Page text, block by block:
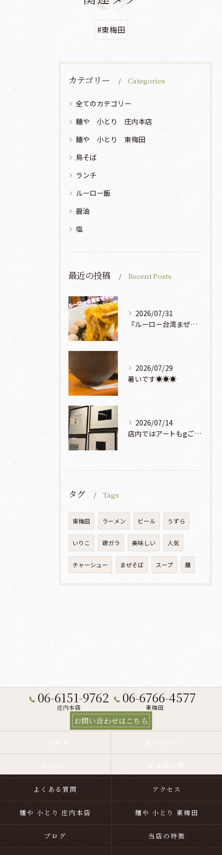
#東梅田
カテゴリー Categories
全てのカテゴリー
麺や 小とり 庄内本店
麺や 小とり 東梅田
鳥そば
ランチ
ルーロー飯
醤油
塩
最近の投稿 Recent Posts
2026/07/31
『ルーロー台湾まぜそば』930円🍜🫧
2026/07/29
暑いです☀️☀️☀️
2026/07/14
店内ではアートもgご鑑賞いただけます♡♡♡
タグ Tags
東梅田 ラーメン ビール うずら
いりこ 鶏ガラ 美味しい 人気
チャーシュー まぜそば スープ 麺
06-6151-9762
庄内本店
06-6766-4577
東梅田
お問い合わせはこちら
よくある質問 アクセス
麺や 小とり 庄内本店 麺や 小とり 東梅田
ブログ 当店の特徴